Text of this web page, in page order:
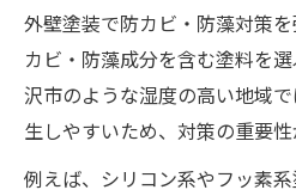
外壁塗装で防カビ・防藻対策
カビ・防藻成分を含む塗料を
沢市のような湿度の高い地域
生しやすいため、対策の重要性
例えば、シリコン系やフッ素